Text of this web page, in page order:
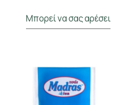
Μπορεί να σας αρέσει